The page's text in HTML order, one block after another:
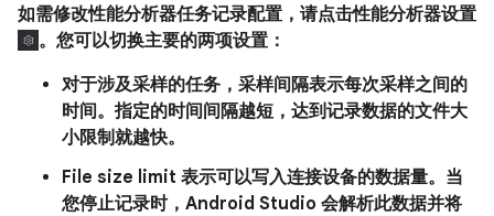
如需修改性能分析器任务记录配置，请点击性能分析器设置
。您可以切换主要的两项设置：
对于涉及采样的任务， 采样间隔表示每次采样之间的
时间。指定的时间间隔越短，达到记录数据的文件大
小限制就越快。
File size limit 表示可以写入连接设备的数据量。当
您停止记录时，Android Studio 会解析此数据并将